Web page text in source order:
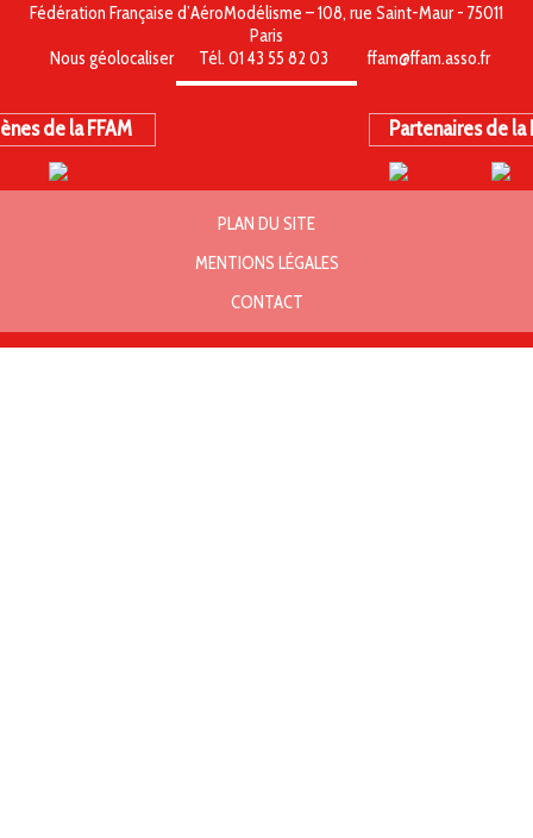
Fédération Française d’AéroModélisme – 108, rue Saint-Maur - 75011
Paris
Nous géolocaliser
Tél. 01 43 55 82 03 ffam@ffam.asso.fr
de la FFAM Partenaires de la
PLAN DU SITE
MENTIONS LÉGALES
CONTACT